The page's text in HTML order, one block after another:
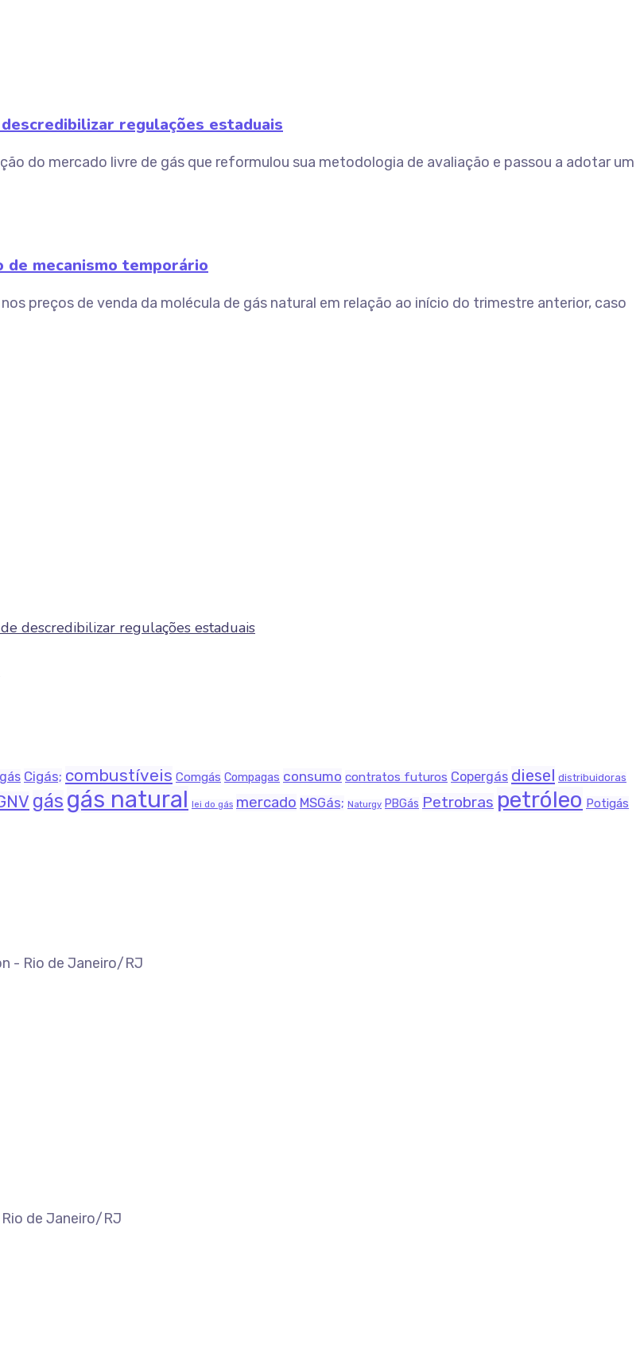
regulações estaduais
do mercado livre de gás que reformulou sua metodologia de avaliação e passou a adotar um
mecanismo temporário
preços de venda da molécula de gás natural em relação ao início do trimestre anterior, caso
descredibilizar regulações estaduais
Cigás; combustíveis Comgás Compagas consumo contratos futuros Copergás diesel distribuidoras
gás gás natural lei do gás mercado MSGás; Naturgy PBGás Petrobras petróleo Potigás
- Rio de Janeiro/RJ
de Janeiro/RJ